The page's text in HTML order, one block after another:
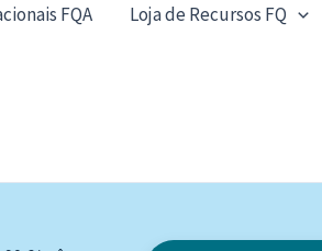
FQA
Loja de Recursos FQ